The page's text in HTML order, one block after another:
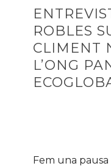
ROBLES
CLIMENT
L’ONG
Fem una pausa